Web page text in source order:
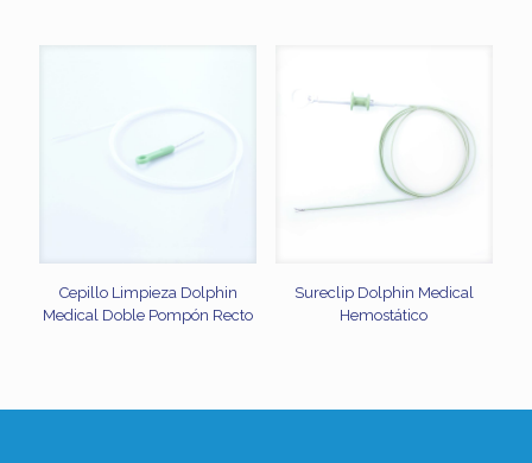
Cepillo Limpieza Dolphin
Medical Doble Pompón Recto
Sureclip Dolphin Medical
Hemostático